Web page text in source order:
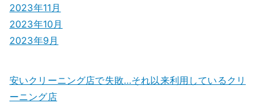
2023年11月
2023年10月
2023年9月
安いクリーニング店で失敗…それ以来利用しているクリ
ーニング店